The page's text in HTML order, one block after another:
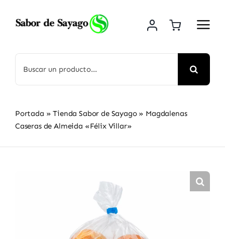
Portada »Tienda Sabor de Sayago» Magdalenas
Caseras de Almeida «Félix Villar»